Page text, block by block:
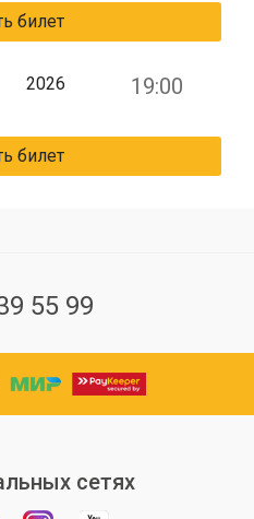
билет
2026 19:00
билет
55 99
сетях